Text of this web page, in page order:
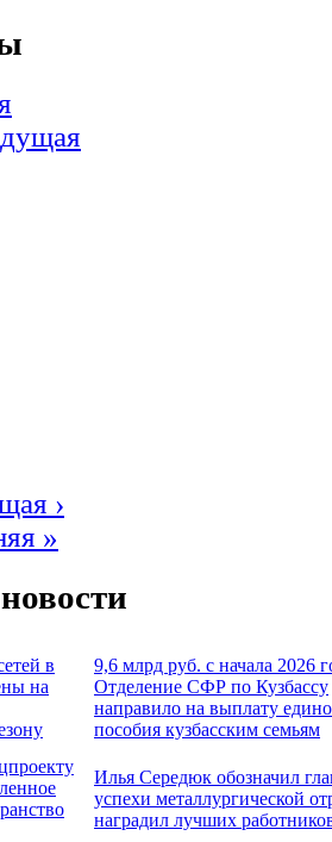
›
»
в
на
9,6 млрд руб. с начала 2026
Отделение СФР по Кузбассу
направило на выплату
пособия кузбасским семьям
Илья Середюк обозначил
успехи металлургической
наградил лучших